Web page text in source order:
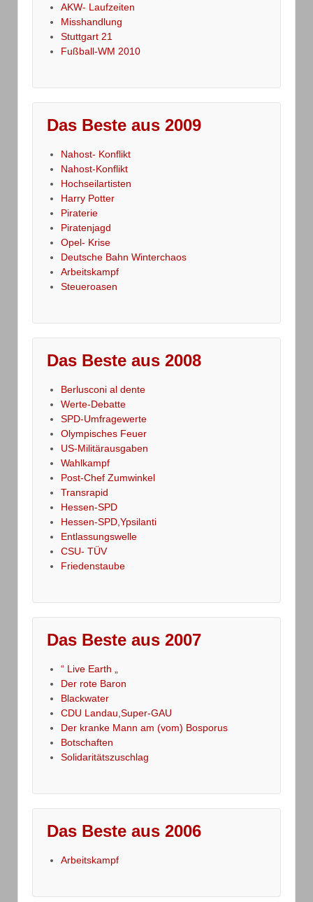
AKW- Laufzeiten
Misshandlung
Stuttgart 21
Fußball-WM 2010
Das Beste aus 2009
Nahost- Konflikt
Nahost-Konflikt
Hochseilartisten
Harry Potter
Piraterie
Piratenjagd
Opel- Krise
Deutsche Bahn Winterchaos
Arbeitskampf
Steueroasen
Das Beste aus 2008
Berlusconi al dente
Werte-Debatte
SPD-Umfragewerte
Olympisches Feuer
US-Militärausgaben
Wahlkampf
Post-Chef Zumwinkel
Transrapid
Hessen-SPD
Hessen-SPD,Ypsilanti
Entlassungswelle
CSU- TÜV
Friedenstaube
Das Beste aus 2007
“ Live Earth „
Der rote Baron
Blackwater
CDU Landau,Super-GAU
Der kranke Mann am (vom) Bosporus
Botschaften
Solidaritätszuschlag
Das Beste aus 2006
Arbeitskampf